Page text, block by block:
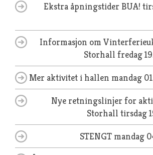
Ekstra åpningstider BUA!
Informasjon om
Storhall fredag
Mer aktivitet i hallen mandag
Nye retningslinjer for
Storhall tirsdag
STENGT mandag